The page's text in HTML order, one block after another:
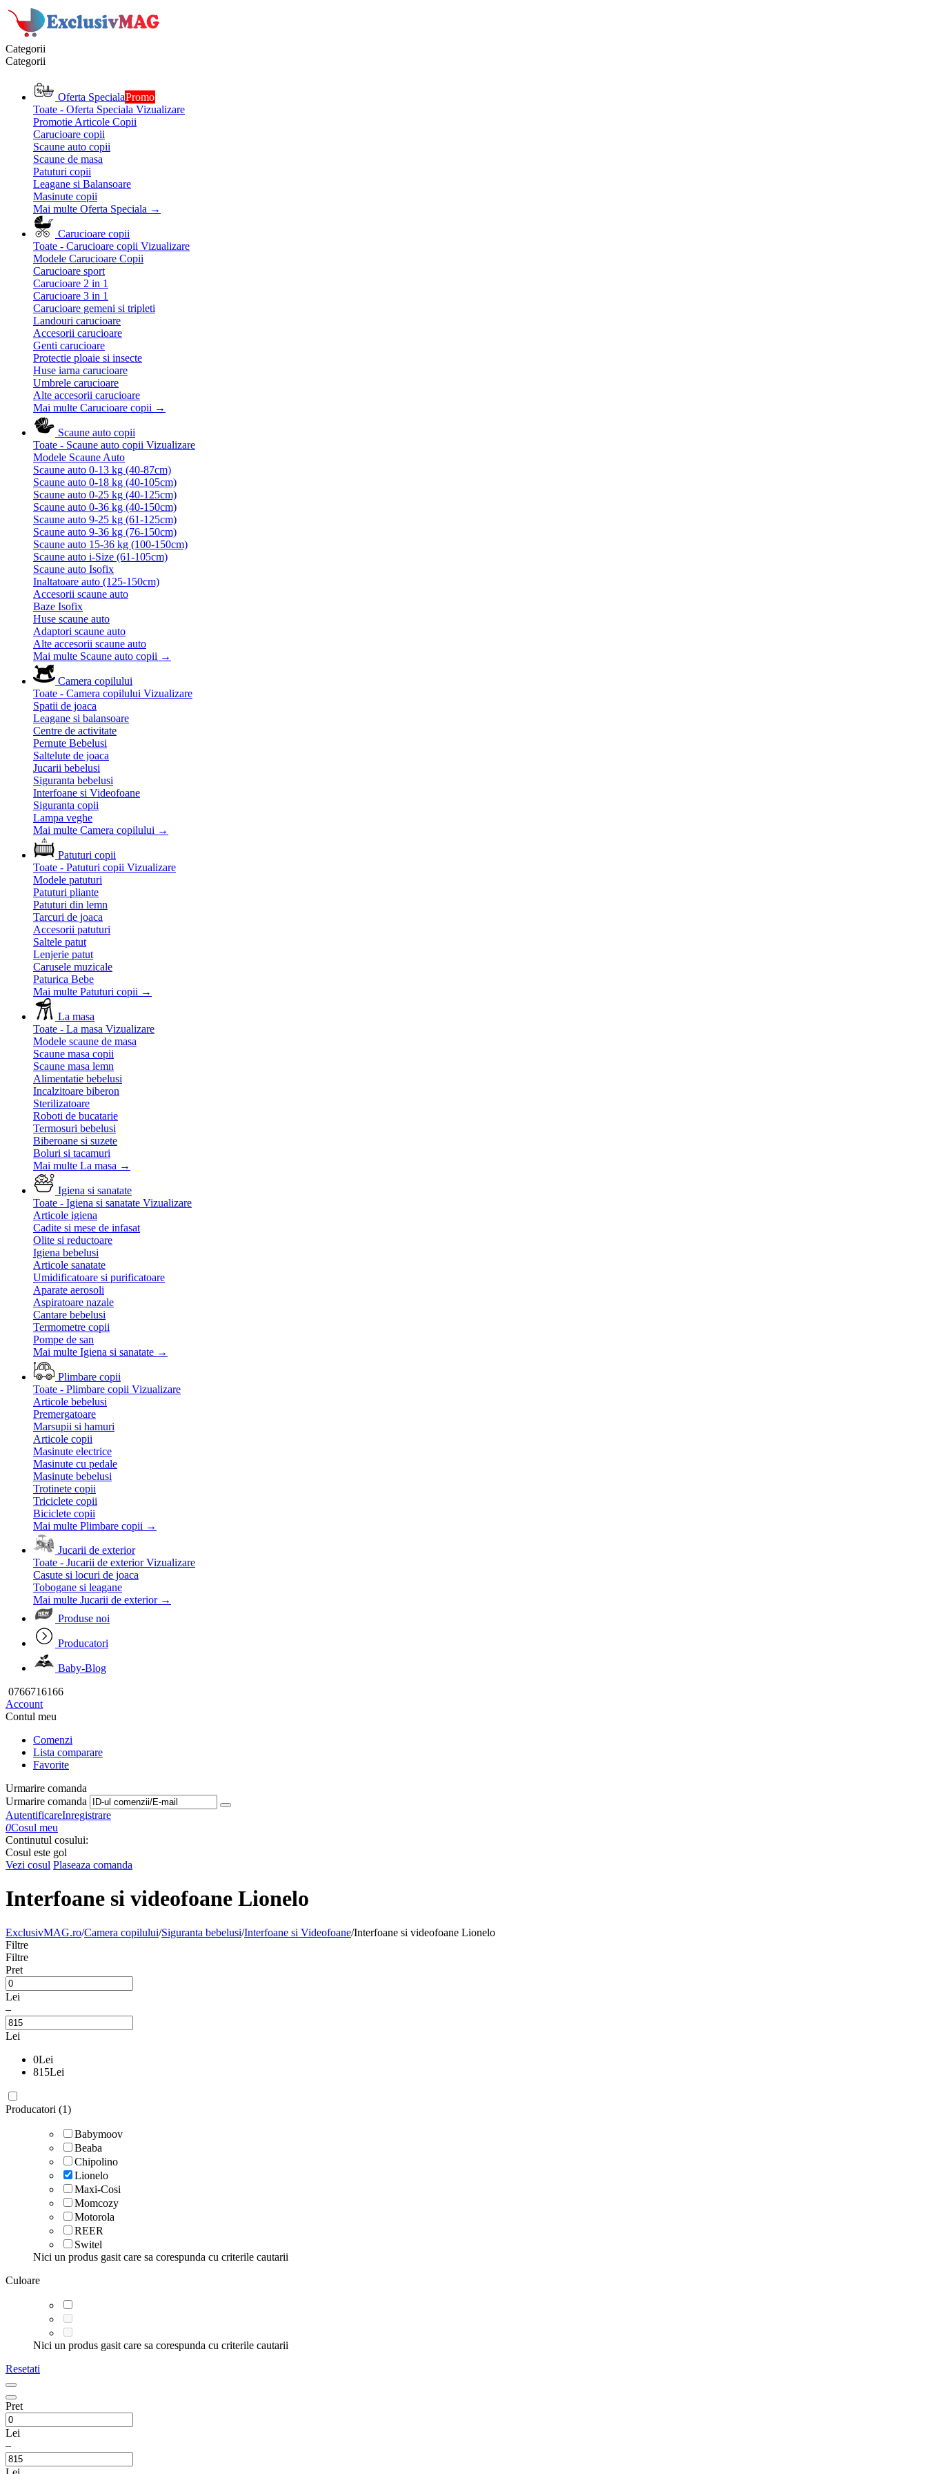
Categorii
Categorii
Oferta SpecialaPromo
Toate - Oferta Speciala Vizualizare
Promotie Articole Copii
Carucioare copii
Scaune auto copii
Scaune de masa
Patuturi copii
Leagane si Balansoare
Masinute copii
Mai multe Oferta Speciala →
Carucioare copii
Toate - Carucioare copii Vizualizare
Modele Carucioare Copii
Carucioare sport
Carucioare 2 in 1
Carucioare 3 in 1
Carucioare gemeni si tripleti
Landouri carucioare
Accesorii carucioare
Genti carucioare
Protectie ploaie si insecte
Huse iarna carucioare
Umbrele carucioare
Alte accesorii carucioare
Mai multe Carucioare copii →
Scaune auto copii
Toate - Scaune auto copii Vizualizare
Modele Scaune Auto
Scaune auto 0-13 kg (40-87cm)
Scaune auto 0-18 kg (40-105cm)
Scaune auto 0-25 kg (40-125cm)
Scaune auto 0-36 kg (40-150cm)
Scaune auto 9-25 kg (61-125cm)
Scaune auto 9-36 kg (76-150cm)
Scaune auto 15-36 kg (100-150cm)
Scaune auto i-Size (61-105cm)
Scaune auto Isofix
Inaltatoare auto (125-150cm)
Accesorii scaune auto
Baze Isofix
Huse scaune auto
Adaptori scaune auto
Alte accesorii scaune auto
Mai multe Scaune auto copii →
Camera copilului
Toate - Camera copilului Vizualizare
Spatii de joaca
Leagane si balansoare
Centre de activitate
Pernute Bebelusi
Saltelute de joaca
Jucarii bebelusi
Siguranta bebelusi
Interfoane si Videofoane
Siguranta copii
Lampa veghe
Mai multe Camera copilului →
Patuturi copii
Toate - Patuturi copii Vizualizare
Modele patuturi
Patuturi pliante
Patuturi din lemn
Tarcuri de joaca
Accesorii patuturi
Saltele patut
Lenjerie patut
Carusele muzicale
Paturica Bebe
Mai multe Patuturi copii →
La masa
Toate - La masa Vizualizare
Modele scaune de masa
Scaune masa copii
Scaune masa lemn
Alimentatie bebelusi
Incalzitoare biberon
Sterilizatoare
Roboti de bucatarie
Termosuri bebelusi
Biberoane si suzete
Boluri si tacamuri
Mai multe La masa →
Igiena si sanatate
Toate - Igiena si sanatate Vizualizare
Articole igiena
Cadite si mese de infasat
Olite si reductoare
Igiena bebelusi
Articole sanatate
Umidificatoare si purificatoare
Aparate aerosoli
Aspiratoare nazale
Cantare bebelusi
Termometre copii
Pompe de san
Mai multe Igiena si sanatate →
Plimbare copii
Toate - Plimbare copii Vizualizare
Articole bebelusi
Premergatoare
Marsupii si hamuri
Articole copii
Masinute electrice
Masinute cu pedale
Masinute bebelusi
Trotinete copii
Triciclete copii
Biciclete copii
Mai multe Plimbare copii →
Jucarii de exterior
Toate - Jucarii de exterior Vizualizare
Casute si locuri de joaca
Tobogane si leagane
Mai multe Jucarii de exterior →
Produse noi
Producatori
Baby-Blog
0766716166
Account
Contul meu
Comenzi
Lista comparare
Favorite
Urmarire comanda
Urmarire comanda
AutentificareInregistrare
0Cosul meu
Continutul cosului:
Cosul este gol
Vezi cosul Plaseaza comanda
Interfoane si videofoane Lionelo
ExclusivMAG.ro/Camera copilului/Siguranta bebelusi/Interfoane si Videofoane/Interfoane si videofoane Lionelo
Filtre
Filtre
Pret
Lei
–
Lei
0Lei
815Lei
Producatori (1)
Babymoov
Beaba
Chipolino
Lionelo
Maxi-Cosi
Momcozy
Motorola
REER
Switel
Nici un produs gasit care sa corespunda cu criterile cautarii
Culoare
Nici un produs gasit care sa corespunda cu criterile cautarii
Resetati
Pret
Lei
–